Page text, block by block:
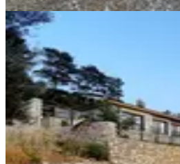
Fethiye, Nif Mahallesi
850 m²· 5.294/m²
4.500.000 ₺